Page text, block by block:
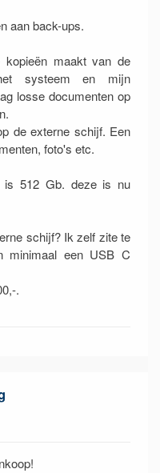
aan back-ups.
maakt van de
systeem en mijn
losse documenten op
de externe schijf. Een
foto's etc.
is 512 Gb. deze is nu
schijf? Ik zelf zite te
minimaal een USB C
.